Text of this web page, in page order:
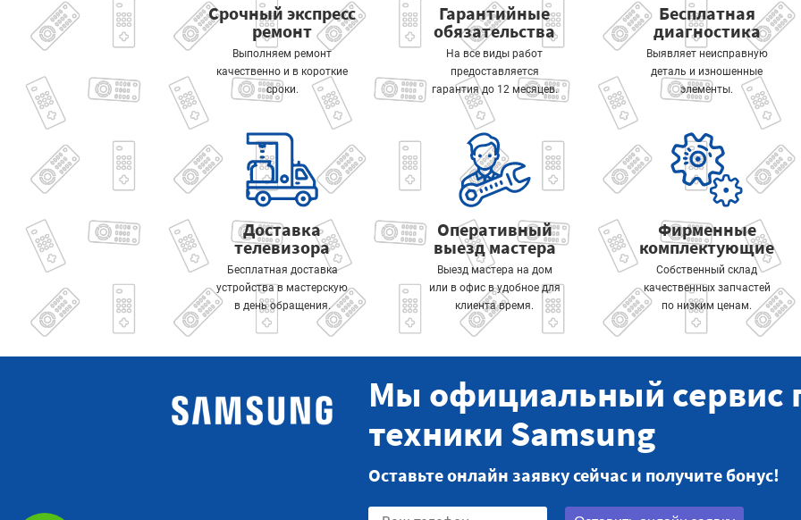
Срочный экспресс
ремонт
Выполняем ремонт
качественно и в короткие
сроки.
Гарантийные
обязательства
На все виды работ
предоставляется
гарантия до 12 месяцев.
Бесплатная
диагностика
Выявляет неисправную
деталь и изношенные
элементы.
Доставка
телевизора
Бесплатная доставка
устройства в мастерскую
в день обращения.
Оперативный
выезд мастера
Выезд мастера на дом
или в офис в удобное для
клиента время.
Фирменные
комплектующие
Собственный склад
качественных запчастей
по низким ценам.
Мы официальный сервис
техники Samsung
Оставьте онлайн заявку сейчас и получите бонус!